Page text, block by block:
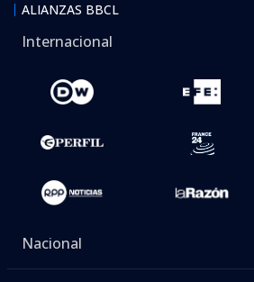
ALIANZAS BBCL
Internacional
Nacional